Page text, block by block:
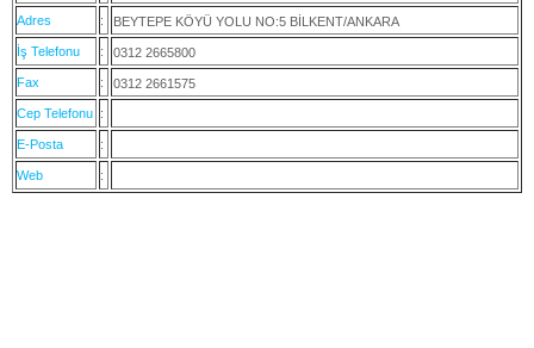
Adres : BEYTEPE KÖYÜ YOLU NO:5 BİLKENT/ANKARA
İş Telefonu : 0312 2665800
Fax : 0312 2661575
Cep Telefonu :
E-Posta :
Web :